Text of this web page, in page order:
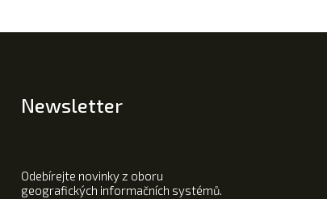
Newsletter
Odebírejte novinky z oboru
geografických informačních systémů.